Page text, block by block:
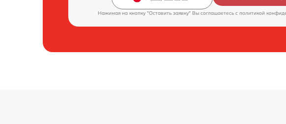
Нажимая на кнопку "Оставить заявку" Вы соглашаетесь c политикой